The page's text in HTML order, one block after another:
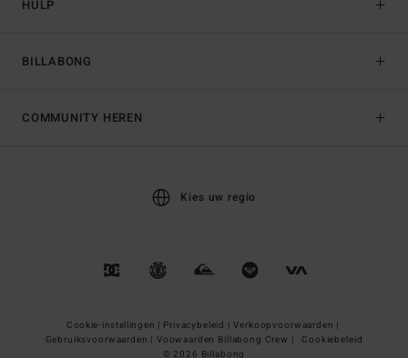
HULP
BILLABONG
COMMUNITY HEREN
Kies uw regio
Cookie-instellingen | Privacybeleid | Verkoopvoorwaarden |
Gebruiksvoorwaarden | Voowaarden Billabong Crew |
Cookiebeleid
© 2026 Billabong